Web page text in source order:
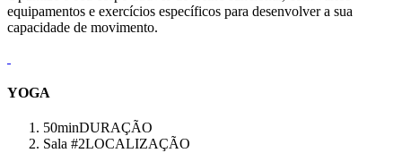
equipamentos e exercícios específicos para desenvolver a sua
capacidade de movimento.
YOGA
50minDURAÇÃO
Sala #2LOCALIZAÇÃO